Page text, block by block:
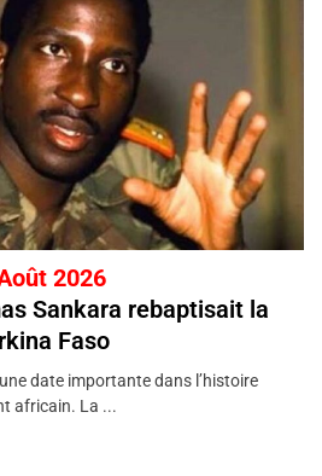
2026
Sankara rebaptisait la
Faso
date importante dans l’histoire
africain. La ...